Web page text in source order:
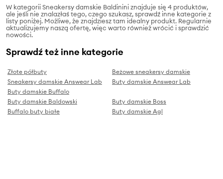
W kategorii Sneakersy damskie Baldinini znajduje się 4 produktów,
ale jeśli nie znalazłaś tego, czego szukasz, sprawdź inne kategorie z
listy poniżej. Możliwe, że znajdziesz tam idealny produkt. Regularnie
aktualizujemy naszą ofertę, więc warto również wrócić i sprawdzić
nowości.
Sprawdź też inne kategorie
Złote półbuty
Beżowe sneakersy damskie
Sneakersy damskie Answear Lab
Buty damskie Answear Lab
Buty damskie Buffalo
Buty damskie Baldowski
Buty damskie Boss
Buffalo buty białe
Buty damskie Agl